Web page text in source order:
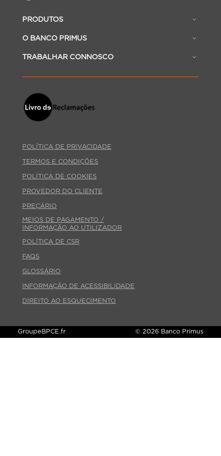
PRODUTOS
O BANCO PRIMUS
TRABALHAR CONNOSCO
POLÍTICA DE PRIVACIDADE
TERMOS E CONDIÇÕES
POLÍTICA DE COOKIES
PROVEDOR DO CLIENTE
PREÇÁRIO
MEIOS DE PAGAMENTO /
INFORMAÇÃO AO UTILIZADOR
POLÍTICA DE CSR
FAQS
GLOSSÁRIO
INFORMAÇÃO DE ACESSIBILIDADE
DIREITO AO ESQUECIMENTO
GroupeBPCE.fr © 2026 Banco Primus